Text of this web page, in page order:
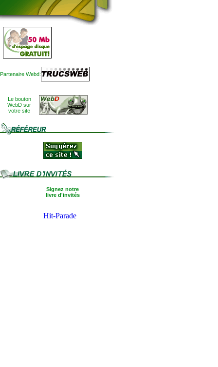
Partenaire Webd:
Le bouton
WebD sur
votre site
Signez notre
livre d'invités